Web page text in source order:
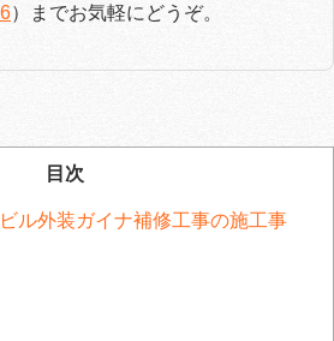
）までお気軽にどうぞ。
目次
ル外装ガイナ補修工事の施工事